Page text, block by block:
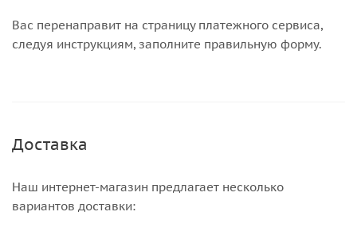
Вас перенаправит на страницу платежного сервиса,
следуя инструкциям, заполните правильную форму.
Доставка
Наш интернет-магазин предлагает несколько
вариантов доставки: